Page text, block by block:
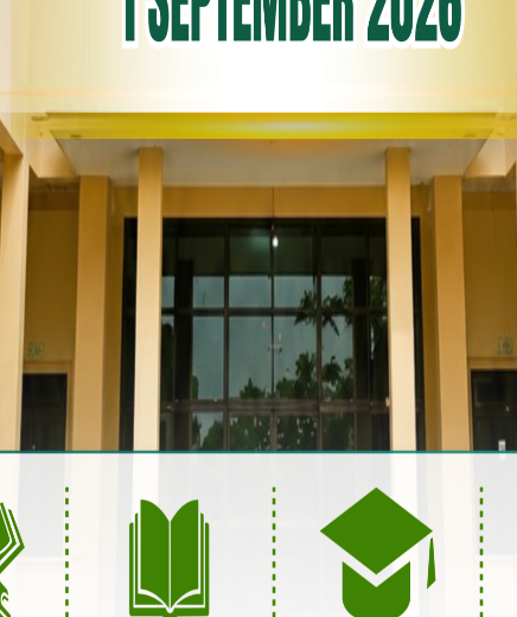
FOLLOW US ON INSTAGRAM
RECENT POPULAR COMMENTS
Kajian Islami – “Wahai
Anakku, Tetesan Air Mata
Kebahagiaan Orang Tuamu,
Jalan Keberkahan dan
Kemuliaan ...
BY ABDILLAH 8 DESEMBER 2025
Kajian Islam – Meneladani
Rosululloh
BY ABDILLAH 24 NOVEMBER
Kajian Islam – INDAHNYA
HIDUP BERSAMA AL-QURAN